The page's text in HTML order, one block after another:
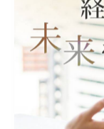
社内資料や見積
登録する際は、
す。たとえば、
ると、社内での